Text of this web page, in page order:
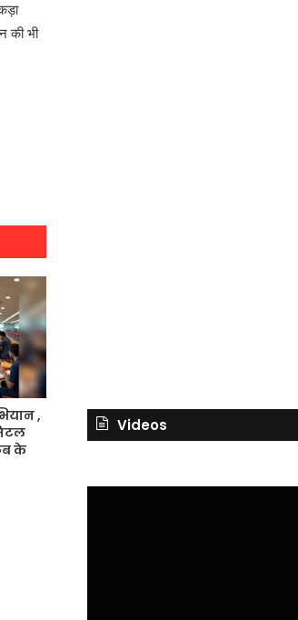
की भी
,
के
Videos